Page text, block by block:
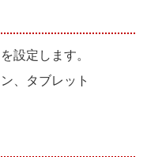
設定します。
、タブレット